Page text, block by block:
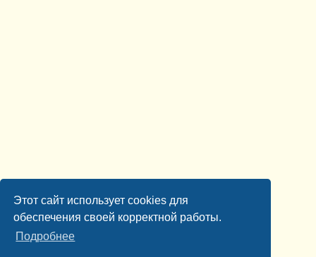
Этот сайт использует cookies для
обеспечения своей корректной работы.
Подробнее